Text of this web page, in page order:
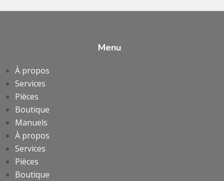
Menu
À propos
Services
Pièces
Boutique
Manuels
À propos
Services
Pièces
Boutique